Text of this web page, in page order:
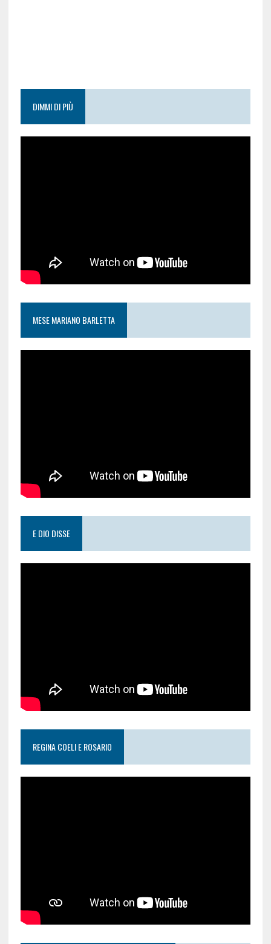
DIMMI DI PIÙ
MESE MARIANO BARLETTA
E DIO DISSE
REGINA COELI E ROSARIO